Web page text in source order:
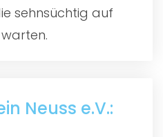
sehnsüchtig auf
Neuss e.V.: